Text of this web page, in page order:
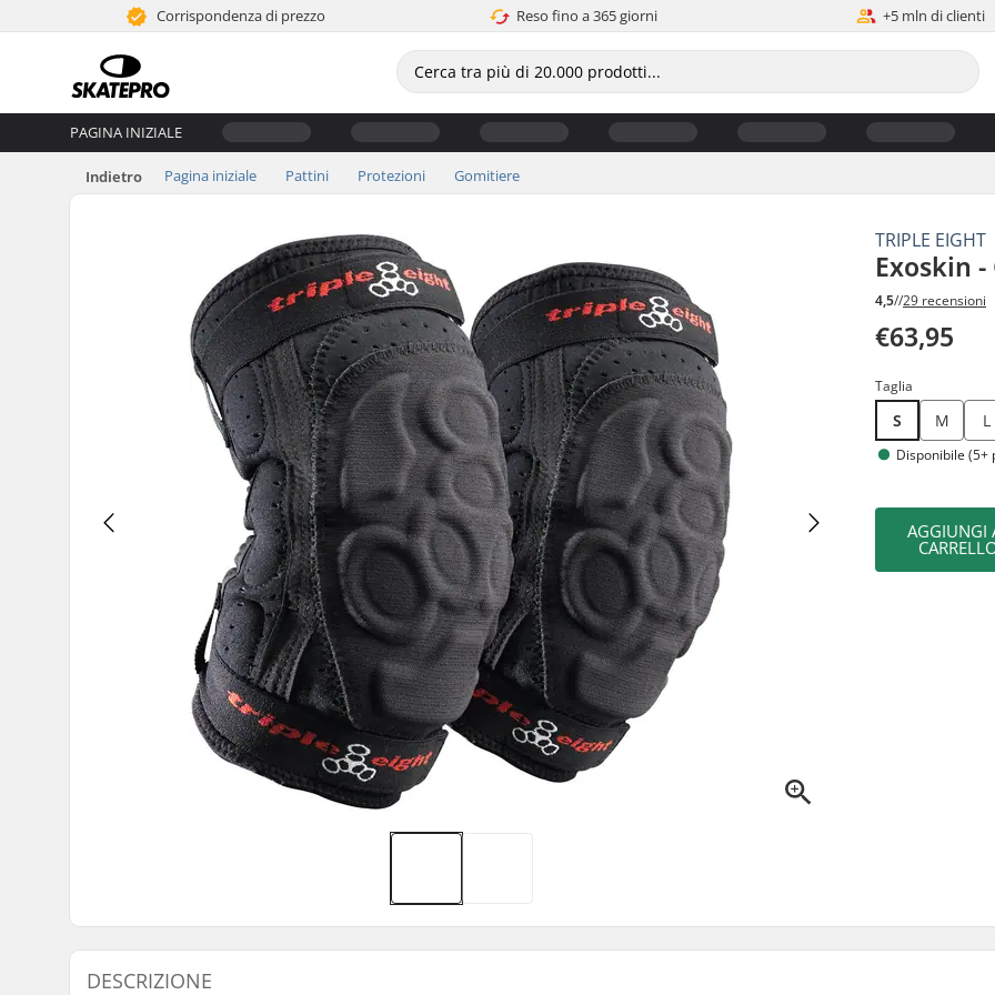
Corrispondenza di prezzo Reso fino a 365 giorni +5 mln di clienti
PAGINA INIZIALE
Indietro Pagina iniziale Pattini Protezioni Gomitiere
TRIPLE EIGHT
Exoskin
4,5//29 recensioni
€63,95
Taglia
S M L
Disponibile (5+
AGGIUNGI
DESCRIZIONE